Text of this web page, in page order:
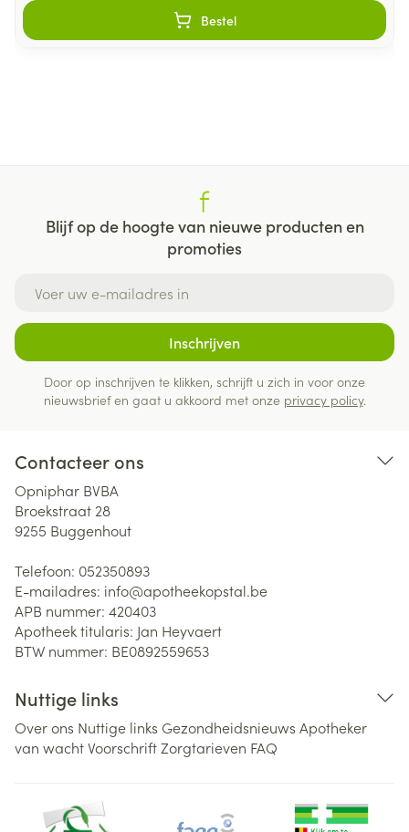
Bestel
Blijf op de hoogte van nieuwe producten en
promoties
Inschrijven
Door op inschrijven te klikken, schrijft u zich in voor onze
nieuwsbrief en gaat u akkoord met onze privacy policy.
Contacteer ons
Opniphar BVBA
Broekstraat 28
9255 Buggenhout
Telefoon: 052350893
E-mailadres: info@apotheekopstal.be
APB nummer: 420403
Apotheek titularis: Jan Heyvaert
BTW nummer: BE0892559653
Nuttige links
Over ons Nuttige links Gezondheidsnieuws Apotheker
van wachtVoorschriftZorgtarieven FAQ